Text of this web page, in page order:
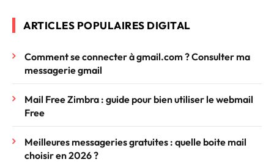
ARTICLES POPULAIRES DIGITAL
Comment se connecter à gmail.com ? Consulter ma
messagerie gmail
Mail Free Zimbra : guide pour bien utiliser le webmail
Free
Meilleures messageries gratuites : quelle boite mail
choisir en 2026 ?